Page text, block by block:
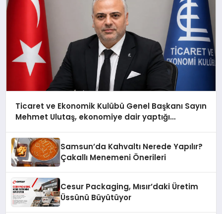
Ticaret ve Ekonomik Kulübü Genel Başkanı Sayın
Mehmet Ulutaş, ekonomiye dair yaptığı
Samsun’da Kahvaltı Nerede Yapılır?
Çakallı Menemeni Önerileri
Cesur Packaging, Mısır’daki Üretim
Üssünü Büyütüyor